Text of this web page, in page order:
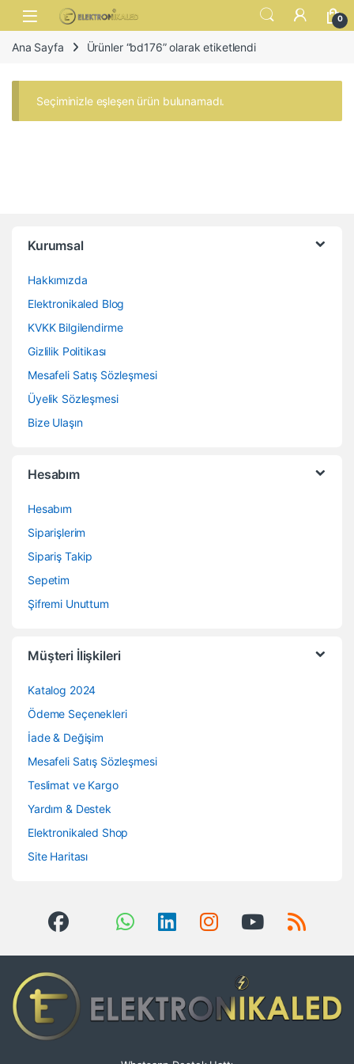
Skip to navigation
Skip to content
Open 0
Ana Sayfa Ürünler “bd176” olarak etiketlendi
Seçiminizle eşleşen ürün bulunamadı.
Kurumsal
Hakkımızda
Elektronikaled Blog
KVKK Bilgilendirme
Gizlilik Politikası
Mesafeli Satış Sözleşmesi
Üyelik Sözleşmesi
Bize Ulaşın
Hesabım
Hesabım
Siparişlerim
Sipariş Takip
Sepetim
Şifremi Unuttum
Müşteri İlişkileri
Katalog 2024
Ödeme Seçenekleri
İade & Değişim
Mesafeli Satış Sözleşmesi
Teslimat ve Kargo
Yardım & Destek
Elektronikaled Shop
Site Haritası